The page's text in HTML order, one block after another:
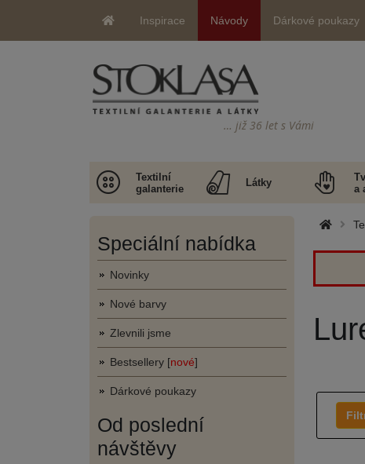
Inspirace Návody Dárkové poukazy
… již 36 let s Vámi
Textilní
galanterie
Látky
a
Speciální nabídka
Novinky
Nové barvy
Zlevnili jsme
Bestsellery [nové]
Dárkové poukazy
Od poslední
návštěvy